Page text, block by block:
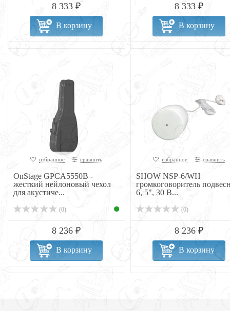
8 333 ₽
В корзину
8 333 ₽
В корзину
избранное сравнить
OnStage GPCA5550B -
жесткий нейлоновый чехол
для акустиче...
(0)
8 236 ₽
В корзину
избранное сравнить
SHOW NSP-6/WH
громкоговоритель
6, 5", 30 В...
(0)
8 236 ₽
В корзину